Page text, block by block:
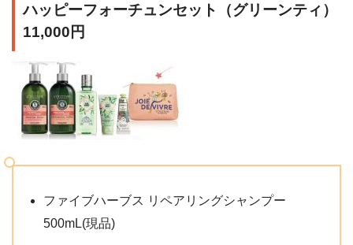
ハッピーフォーチュンセット（グリーンティ）
11,000円
ファイブハーブス リペアリングシャンプー
500mL(現品)